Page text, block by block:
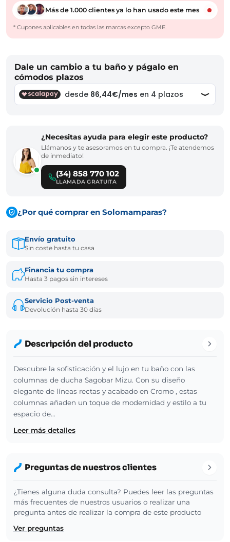
Más de 1.000 clientes ya lo han usado este mes
* Cupones aplicables en todas las marcas excepto GME.
Dale un cambio a tu baño y págalo en
cómodos plazos
¿Necesitas ayuda para elegir este producto?
Llámanos y te asesoramos en tu compra. ¡Te atendemos
de inmediato!
(34) 858 770 102
LLAMADA GRATUITA
¿Por qué comprar en Solomamparas?
Envío gratuito
Sin coste hasta tu casa
Financia tu compra
Hasta 3 pagos sin intereses
Servicio Post-venta
Devolución hasta 30 días
Descripción del producto
Descubre la sofisticación y el lujo en tu baño con las
columnas de ducha Sagobar Mizu. Con su diseño
elegante de líneas rectas y acabado en Cromo , estas
columnas añaden un toque de modernidad y estilo a tu
espacio de…
Leer más detalles
Preguntas de nuestros clientes
¿Tienes alguna duda consulta? Puedes leer las preguntas
más frecuentes de nuestros usuarios o realizar una
pregunta antes de realizar la compra de este producto
Ver preguntas